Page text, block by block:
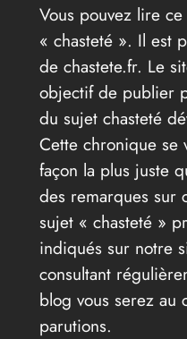
Vous pouvez lire
« chasteté ». Il est
de chastete.fr. Le
objectif de publier
du sujet chasteté
Cette chronique se
façon la plus juste
des remarques sur
sujet « chasteté »
indiqués sur notre
consultant
blog vous serez au
parutions.